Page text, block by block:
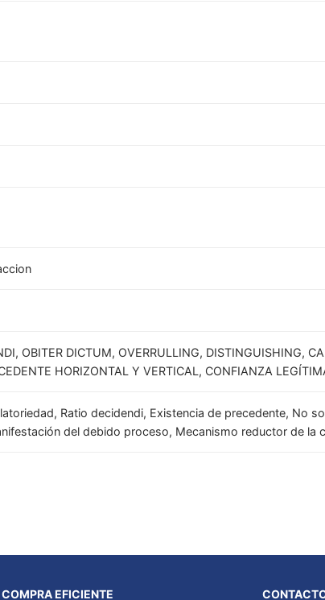
OBITER DICTUM, OVERRULLING, DISTINGUISHING,
HORIZONTAL Y VERTICAL, CONFIANZA
Ratio decidendi, Existencia de precedente, No
del debido proceso, Mecanismo reductor de la
EFICIENTE